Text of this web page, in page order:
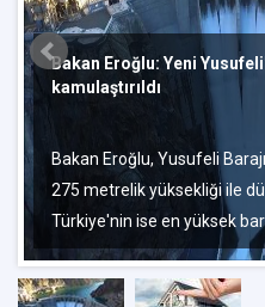
Bakan Eroğlu: Yeni
kamulaştırıldı
Bakan Eroğlu, Yusufeli
275 metrelik yüksekliği ile
Türkiye'nin ise en yüksek